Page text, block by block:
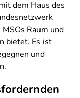
dem Haus des
Raum und
bietet. Es ist
und